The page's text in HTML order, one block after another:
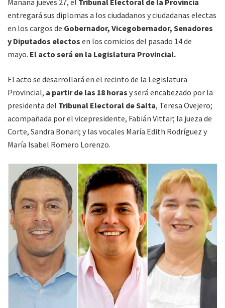
Mañana jueves 27, el Tribunal Electoral de la Provincia
entregará sus diplomas a los ciudadanos y ciudadanas electas
en los cargos de Gobernador, Vicegobernador, Senadores
y Diputados electos en los comicios del pasado 14 de
mayo. El acto será en la Legislatura Provincial.
El acto se desarrollará en el recinto de la Legislatura
Provincial, a partir de las 18 horas y será encabezado por la
presidenta del Tribunal Electoral de Salta, Teresa Ovejero;
acompañada por el vicepresidente, Fabián Vittar; la jueza de
Corte, Sandra Bonari; y las vocales María Edith Rodríguez y
María Isabel Romero Lorenzo.